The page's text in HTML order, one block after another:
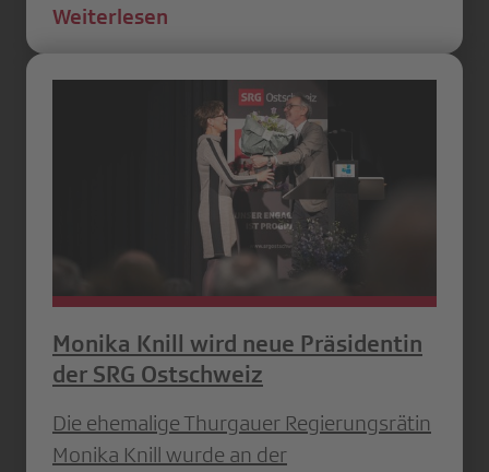
Weiterlesen
Monika Knill wird neue Präsidentin
der SRG Ostschweiz
Die ehemalige Thurgauer Regierungsrätin
Monika Knill wurde an der